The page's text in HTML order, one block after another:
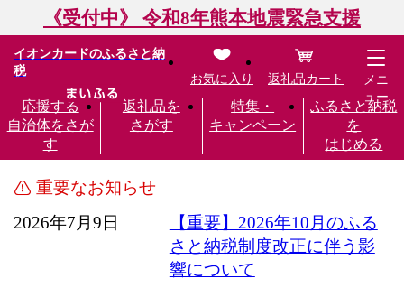
《受付中》 令和8年熊本地震緊急支援
イオンカードのふるさと納
税
応援する
自治体をさが
す
返礼品を
さがす
特集・
キャンペーン
ふるさと納税
を
はじめる
お気に入り 返礼品カート
メニ
ュー
重要なお知らせ
2026年7月9日
【重要】2026年10月のふる
さと納税制度改正に伴う影
響について